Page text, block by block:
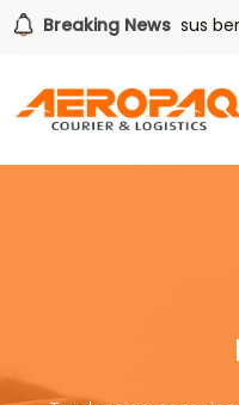
Breaking News
también tiene sus